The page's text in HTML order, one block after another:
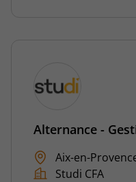
Alternance -
Aix-en-
Studi CFA